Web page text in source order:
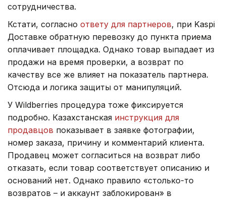
сотрудничества.
Кстати, согласно ответу для партнеров, при Kaspi
Доставке обратную перевозку до пункта приема
оплачивает площадка. Однако товар выпадает из
продажи на время проверки, а возврат по
качеству все же влияет на показатель партнера.
Отсюда и логика защиты от манипуляций.
У Wildberries процедура тоже фиксируется
подробно. Казахстанская инструкция для
продавцов показывает в заявке фотографии,
номер заказа, причину и комментарий клиента.
Продавец может согласиться на возврат либо
отказать, если товар соответствует описанию и
оснований нет. Однако правило «столько-то
возвратов – и аккаунт заблокирован» в